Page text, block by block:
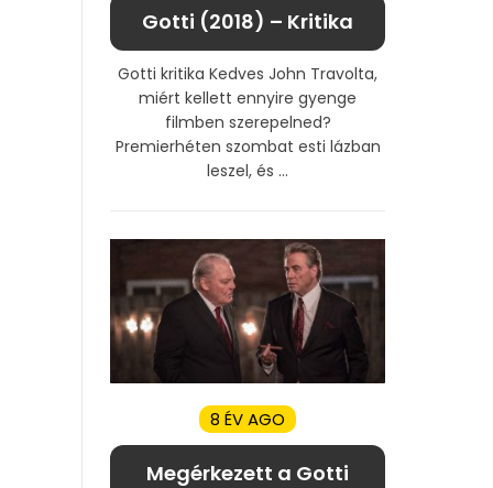
Gotti (2018) – Kritika
Gotti kritika Kedves John Travolta,
miért kellett ennyire gyenge
filmben szerepelned?
Premierhéten szombat esti lázban
leszel, és ...
8 ÉV AGO
Megérkezett a Gotti